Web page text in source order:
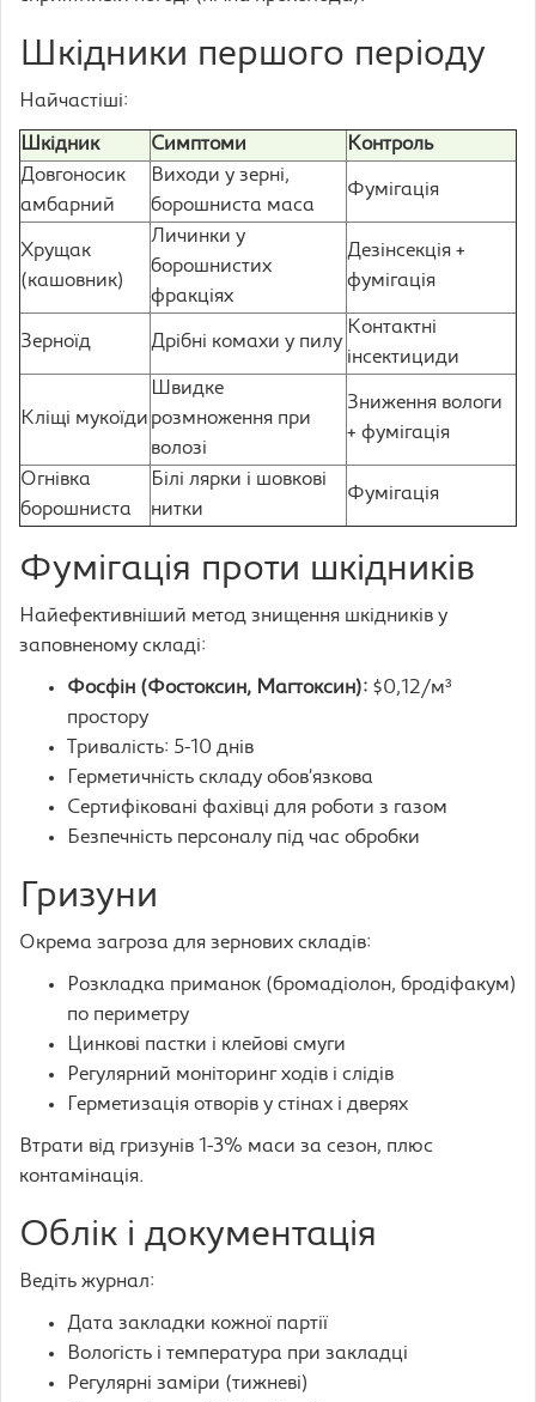
Шкідники першого періоду
Найчастіші:
Шкідник Симптоми
Контроль
Довгоносик
амбарний
Виходи у зерні,
борошниста маса
Фумігація
Хрущак
(кашовник)
Личинки у
борошнистих
фракціях
Дезінсекція +
фумігація
Зерноїд Дрібні комахи у пилу
Контактні
інсектициди
Кліщі мукоїди
Швидке
розмноження при
волозі
Зниження вологи
+ фумігація
Огнівка
борошниста
Білі лярки і шовкові
нитки
Фумігація
Фумігація проти шкідників
Найефективніший метод знищення шкідників у
заповненому складі:
Фосфін (Фостоксин, Магтоксин): $0,12/м³
простору
Тривалість: 5-10 днів
Герметичність складу обов’язкова
Сертифіковані фахівці для роботи з газом
Безпечність персоналу під час обробки
Гризуни
Окрема загроза для зернових складів:
Розкладка приманок (бромадіолон, бродіфакум)
по периметру
Цинкові пастки і клейові смуги
Регулярний моніторинг ходів і слідів
Герметизація отворів у стінах і дверях
Втрати від гризунів 1-3% маси за сезон, плюс
контамінація.
Облік і документація
Ведіть журнал:
Дата закладки кожної партії
Вологість і температура при закладці
Регулярні заміри (тижневі)